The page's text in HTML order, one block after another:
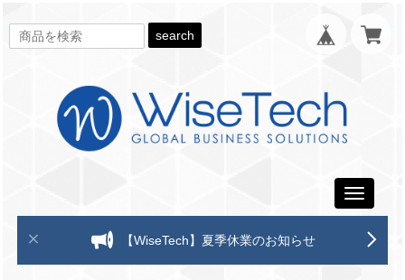
search
Toggle
【WiseTech】夏季休業のお知らせ